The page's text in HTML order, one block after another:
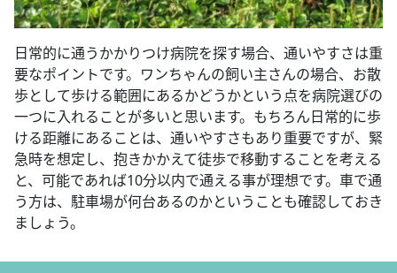
日常的に通うかかりつけ病院を探す場合、通いやすさは重
要なポイントです。ワンちゃんの飼い主さんの場合、お散
歩として歩ける範囲にあるかどうかという点を病院選びの
一つに入れることが多いと思います。もちろん日常的に歩
ける距離にあることは、通いやすさもあり重要ですが、緊
急時を想定し、抱きかかえて徒歩で移動することを考える
と、可能であれば10分以内で通える事が理想です。車で通
う方は、駐車場が何台あるのかということも確認しておき
ましょう。